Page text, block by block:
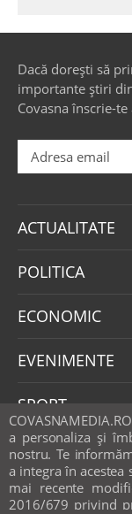
Dacă dorești să
importante știri
Covasna înscrie-
ACTUALITATE
POLITICA
ECONOMIC
EVENIMENTE
SPORT
SANATATE
SOCIAL
a personaliza și
nostru. Te
a integra în acestea
mai recente
2016/679 privind